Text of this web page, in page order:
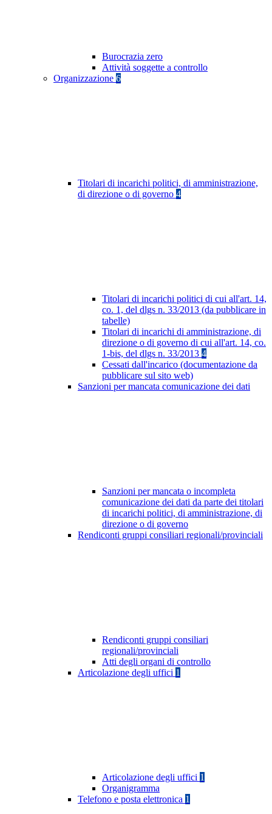
Burocrazia zero
Attività soggette a controllo
Organizzazione 6
Titolari di incarichi politici, di amministrazione,
di direzione o di governo 4
Titolari di incarichi politici di cui all'art. 14,
co. 1, del dlgs n. 33/2013 (da pubblicare in
tabelle)
Titolari di incarichi di amministrazione, di
direzione o di governo di cui all'art. 14, co.
1-bis, del dlgs n. 33/2013 4
Cessati dall'incarico (documentazione da
pubblicare sul sito web)
Sanzioni per mancata comunicazione dei dati
Sanzioni per mancata o incompleta
comunicazione dei dati da parte dei titolari
di incarichi politici, di amministrazione, di
direzione o di governo
Rendiconti gruppi consiliari regionali/provinciali
Rendiconti gruppi consiliari
regionali/provinciali
Atti degli organi di controllo
Articolazione degli uffici 1
Articolazione degli uffici 1
Organigramma
Telefono e posta elettronica 1